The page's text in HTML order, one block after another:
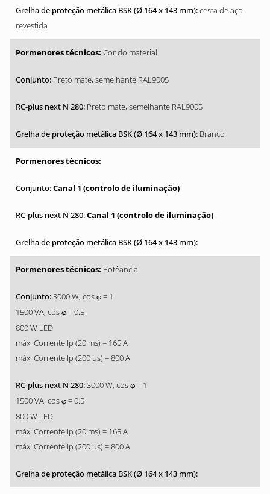
cesta de aço
revestida
Cor do material
Preto mate, semelhante RAL9005
Preto mate, semelhante RAL9005
Branco
Canal 1 (controlo de iluminação)
Canal 1 (controlo de iluminação)
Potêancia
3000 W, cos φ = 1
1500 VA, cos φ = 0.5
800 W LED
máx. Corrente Ip (20 ms) = 165 A
máx. Corrente Ip (200 µs) = 800 A
3000 W, cos φ = 1
1500 VA, cos φ = 0.5
800 W LED
máx. Corrente Ip (20 ms) = 165 A
máx. Corrente Ip (200 µs) = 800 A